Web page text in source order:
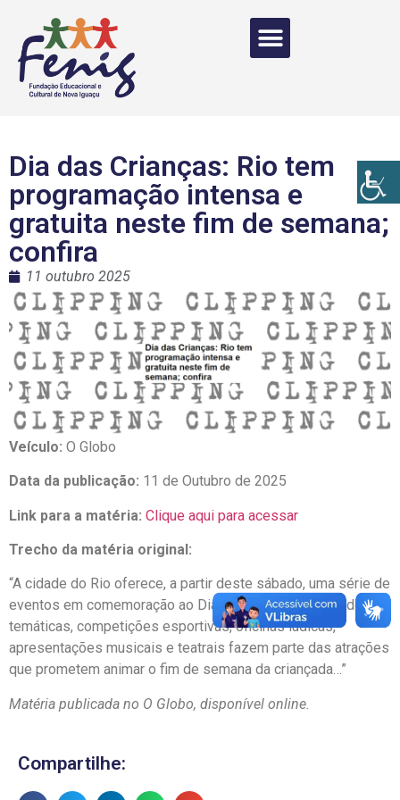
Dia das Crianças: Rio tem
programação intensa e
gratuita neste fim de semana;
confira
11 outubro 2025
Veículo: O Globo
Data da publicação: 11 de Outubro de 2025
Link para a matéria: Clique aqui para acessar
Trecho da matéria original:
“A cidade do Rio oferece, a partir deste sábado, uma série de
eventos em comemoração ao Dia das Crianças. Brincadeiras
temáticas, competições esportivas, oficinas lúdicas,
apresentações musicais e teatrais fazem parte das atrações
que prometem animar o fim de semana da criançada…”
Matéria publicada no O Globo, disponível online.
Compartilhe: